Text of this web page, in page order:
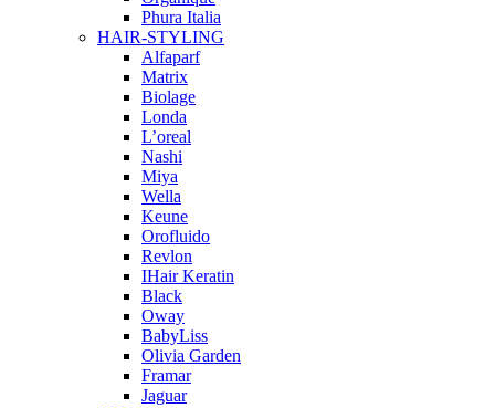
Phura Italia
HAIR-STYLING
Alfaparf
Matrix
Biolage
Londa
L’oreal
Nashi
Miya
Wella
Keune
Orofluido
Revlon
IHair Keratin
Black
Oway
BabyLiss
Olivia Garden
Framar
Jaguar